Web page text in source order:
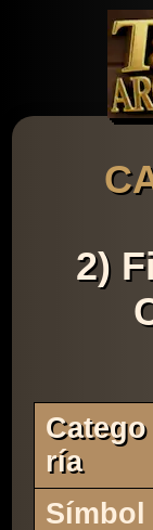
2)
Catego
Ría
Símbol